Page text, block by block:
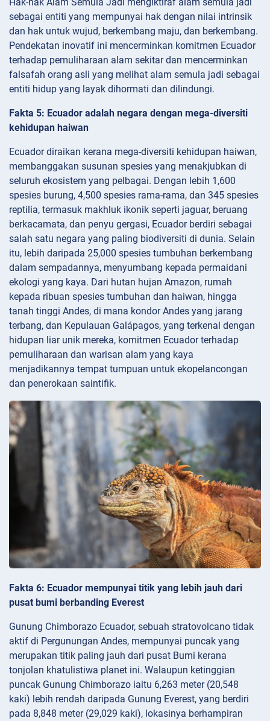
sebagai entiti yang mempunyai hak dengan nilai intrinsik
dan hak untuk wujud, berkembang maju, dan berkembang.
Pendekatan inovatif ini mencerminkan komitmen Ecuador
terhadap pemuliharaan alam sekitar dan mencerminkan
falsafah orang asli yang melihat alam semula jadi sebagai
entiti hidup yang layak dihormati dan dilindungi.
Fakta 5: Ecuador adalah negara dengan mega-diversiti
kehidupan haiwan
Ecuador diraikan kerana mega-diversiti kehidupan haiwan,
membanggakan susunan spesies yang menakjubkan di
seluruh ekosistem yang pelbagai. Dengan lebih 1,600
spesies burung, 4,500 spesies rama-rama, dan 345 spesies
reptilia, termasuk makhluk ikonik seperti jaguar, beruang
berkacamata, dan penyu gergasi, Ecuador berdiri sebagai
salah satu negara yang paling biodiversiti di dunia. Selain
itu, lebih daripada 25,000 spesies tumbuhan berkembang
dalam sempadannya, menyumbang kepada permaidani
ekologi yang kaya. Dari hutan hujan Amazon, rumah
kepada ribuan spesies tumbuhan dan haiwan, hingga
tanah tinggi Andes, di mana kondor Andes yang jarang
terbang, dan Kepulauan Galápagos, yang terkenal dengan
hidupan liar unik mereka, komitmen Ecuador terhadap
pemuliharaan dan warisan alam yang kaya
menjadikannya tempat tumpuan untuk ekopelancongan
dan penerokaan saintifik.
Fakta 6: Ecuador mempunyai titik yang lebih jauh dari
pusat bumi berbanding Everest
Gunung Chimborazo Ecuador, sebuah stratovolcano tidak
aktif di Pergunungan Andes, mempunyai puncak yang
merupakan titik paling jauh dari pusat Bumi kerana
tonjolan khatulistiwa planet ini. Walaupun ketinggian
puncak Gunung Chimborazo iaitu 6,263 meter (20,548
kaki) lebih rendah daripada Gunung Everest, yang berdiri
pada 8,848 meter (29,029 kaki), lokasinya berhampiran